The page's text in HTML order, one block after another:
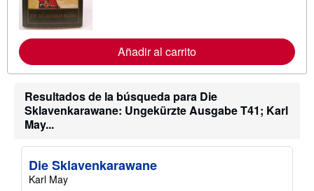
a
c
ó
s
r
Añadir al carrito
Resultados de la búsqueda para Die
Sklavenkarawane: Ungekürzte Ausgabe T41; Karl
May...
Die Sklavenkarawane
Karl May